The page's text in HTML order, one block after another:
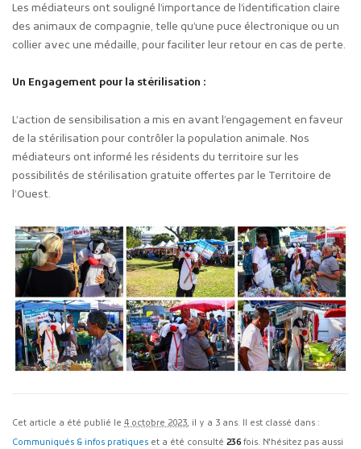
Les médiateurs ont souligné l’importance de l’identification claire
des animaux de compagnie, telle qu’une puce électronique ou un
collier avec une médaille, pour faciliter leur retour en cas de perte.
Un Engagement pour la stérilisation :
L’action de sensibilisation a mis en avant l’engagement en faveur
de la stérilisation pour contrôler la population animale. Nos
médiateurs ont informé les résidents du territoire sur les
possibilités de stérilisation gratuite offertes par le Territoire de
l’Ouest.
Cet article a été publié le 4 octobre 2023, il y a 3 ans. Il est classé dans :
Communiqués & infos pratiques et a été consulté 236fois. N'hésitez pas aussi